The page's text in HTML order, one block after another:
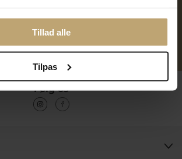
Tillad alle
Tilpas
Reparation af smykker og
ure
Følg os